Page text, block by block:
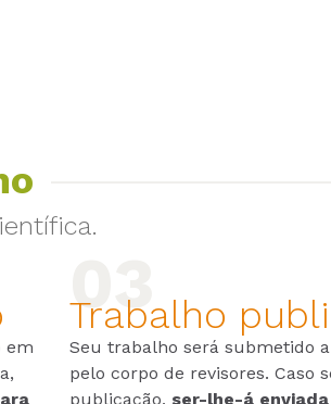
em
Trabalho
Seu trabalho será submetido
pelo corpo de revisores. Caso
publicação, ser-lhe-á